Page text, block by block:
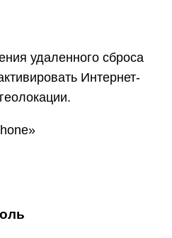
удаленного сброса
Интернет-